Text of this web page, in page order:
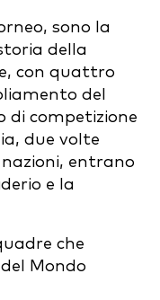
sono la
della
con quattro
del
di competizione
due volte
entrano
e la
che
Mondo